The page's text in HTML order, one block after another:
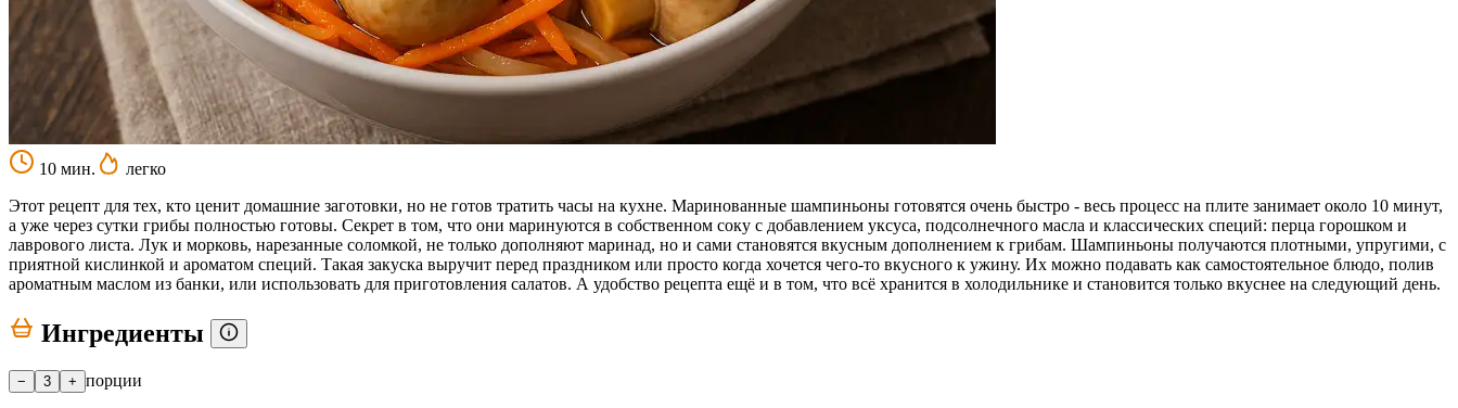
10 мин.
легко
Этот рецепт для тех, кто ценит домашние заготовки, но не готов тратить часы на кухне. Маринованные шампиньоны готовятся очень быстро - весь процесс на плите занимает около 10 минут,
а уже через сутки грибы полностью готовы. Секрет в том, что они маринуются в собственном соку с добавлением уксуса, подсолнечного масла и классических специй: перца горошком и
лаврового листа. Лук и морковь, нарезанные соломкой, не только дополняют маринад, но и сами становятся вкусным дополнением к грибам. Шампиньоны получаются плотными, упругими, с
приятной кислинкой и ароматом специй. Такая закуска выручит перед праздником или просто когда хочется чего-то вкусного к ужину. Их можно подавать как самостоятельное блюдо, полив
ароматным маслом из банки, или использовать для приготовления салатов. А удобство рецепта ещё и в том, что всё хранится в холодильнике и становится только вкуснее на следующий день.
Ингредиенты
− 3 + порции